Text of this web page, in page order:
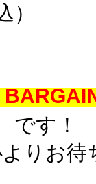
です！
りお